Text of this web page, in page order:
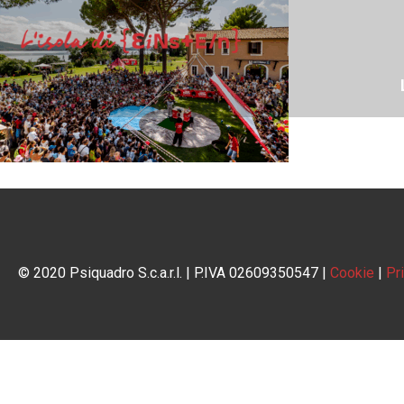
© 2020 Psiquadro S.c.a.r.l. | P.IVA 02609350547 | Cookie |